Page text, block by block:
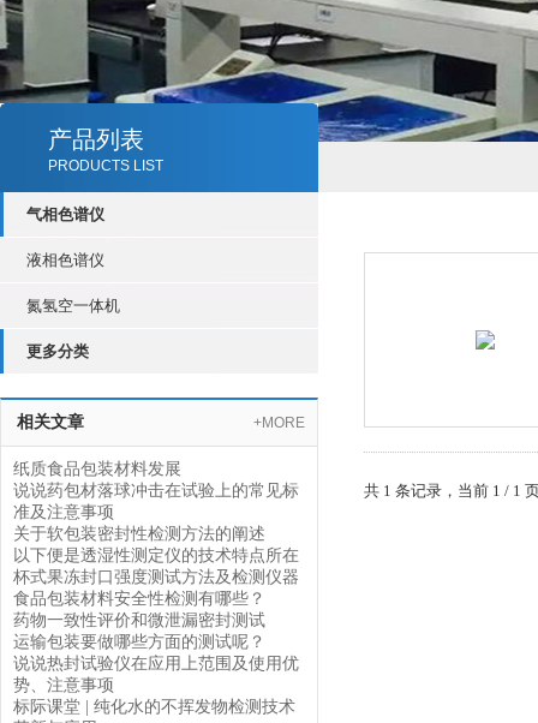
产品列表
PRODUCTS LIST
气相色谱仪
液相色谱仪
氮氢空一体机
更多分类
相关文章 +MORE
纸质食品包装材料发展
说说药包材落球冲击在试验上的常见标
准及注意事项
关于软包装密封性检测方法的阐述
以下便是透湿性测定仪的技术特点所在
杯式果冻封口强度测试方法及检测仪器
食品包装材料安全性检测有哪些？
药物一致性评价和微泄漏密封测试
运输包装要做哪些方面的测试呢？
说说热封试验仪在应用上范围及使用优
势、注意事项
标际课堂 | 纯化水的不挥发物检测技术
共 1 条记录，当前 1 / 1